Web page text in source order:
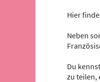
Hier
Neben
Du
zu teilen,